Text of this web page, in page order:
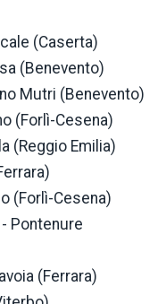
(Caserta)
(Benevento)
Mutri (Benevento)
(Forlì-Cesena)
(Reggio Emilia)
(Forlì-Cesena)
- Pontenure
(Ferrara)